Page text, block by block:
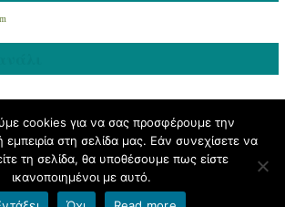
|Δήλωση προσβασιμότητας| © 2026 Καλώς
Πάργας
cookies για να σας προσφέρουμε την
στη σελίδα μας. Εάν συνεχίσετε να
τη σελίδα, θα υποθέσουμε πως είστε
ικανοποιημένοι με αυτό.